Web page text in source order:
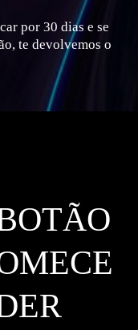
por 30 dias e se
te devolvemos o